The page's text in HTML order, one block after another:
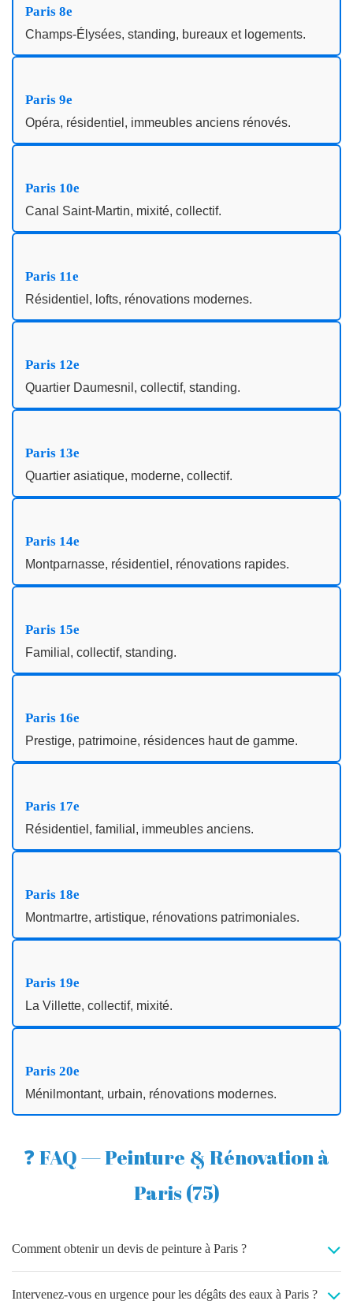
Paris 8e
Champs‑Élysées, standing, bureaux et logements.
Paris 9e
Opéra, résidentiel, immeubles anciens rénovés.
Paris 10e
Canal Saint‑Martin, mixité, collectif.
Paris 11e
Résidentiel, lofts, rénovations modernes.
Paris 12e
Quartier Daumesnil, collectif, standing.
Paris 13e
Quartier asiatique, moderne, collectif.
Paris 14e
Montparnasse, résidentiel, rénovations rapides.
Paris 15e
Familial, collectif, standing.
Paris 16e
Prestige, patrimoine, résidences haut de gamme.
Paris 17e
Résidentiel, familial, immeubles anciens.
Paris 18e
Montmartre, artistique, rénovations patrimoniales.
Paris 19e
La Villette, collectif, mixité.
Paris 20e
Ménilmontant, urbain, rénovations modernes.
❓ FAQ — Peinture & Rénovation à
Paris (75)
Comment obtenir un devis de peinture à Paris ?
Intervenez-vous en urgence pour les dégâts des eaux à Paris ?